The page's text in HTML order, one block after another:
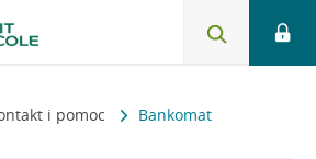
i pomoc Bankomat